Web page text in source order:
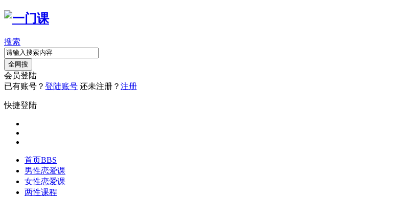
搜索
全网搜
会员登陆
已有账号？ 登陆账号 还未注册？ 注册
快捷登陆
首页BBS
男性恋爱课
女性恋爱课
两性课程